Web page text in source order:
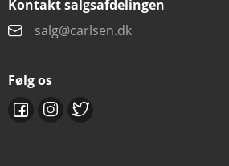
Kontakt salgsafdelingen
salg@carlsen.dk
Følg os